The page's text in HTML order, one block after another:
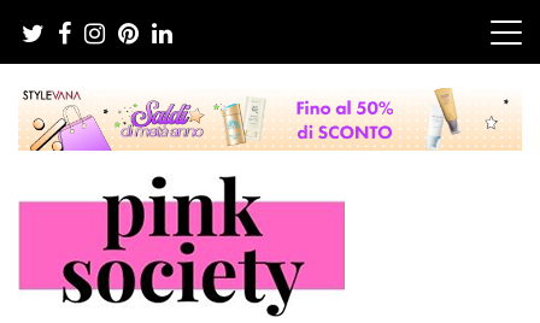
contenuto